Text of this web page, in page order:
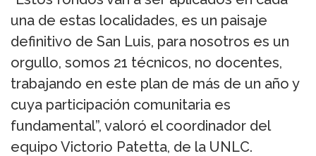
una de estas localidades, es un paisaje
definitivo de San Luis, para nosotros es un
orgullo, somos 21 técnicos, no docentes,
trabajando en este plan de más de un año y
cuya participación comunitaria es
fundamental”, valoró el coordinador del
equipo Victorio Patetta, de la UNLC.